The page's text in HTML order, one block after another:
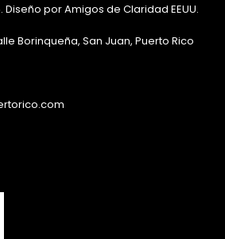
por Amigos de Claridad EEUU.
Borinqueña, San Juan, Puerto Rico